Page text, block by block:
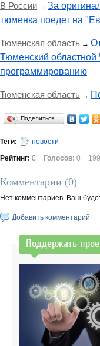
В России → За
тюменка поедет на
Тюменская область →
Тюменский областной
программированию
Тюменская область →
Поделиться…
Теги:
новости
Рейтинг: 0 Голосов: 0
Комментарии (0)
Нет комментариев. Ваш
Добавить комментарий
Поддержать